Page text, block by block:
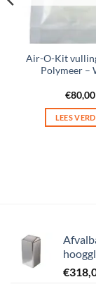
Air-O-Kit
Polymeer –
€80,00
LEES
€